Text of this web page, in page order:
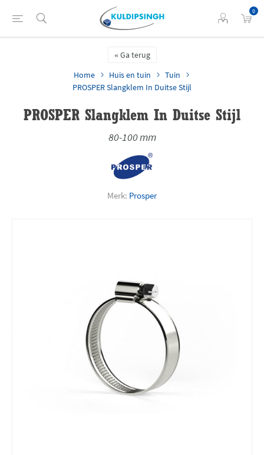
0
Ga terug
Home
Huis en tuin
Tuin
PROSPER Slangklem In Duitse Stijl
PROSPER Slangklem In Duitse Stijl
80-100 mm
Merk: Prosper